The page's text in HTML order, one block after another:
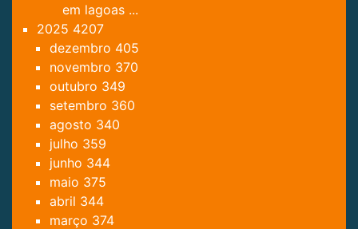
em lagoas ...
2025 4207
dezembro 405
novembro 370
outubro 349
setembro 360
agosto 340
julho 359
junho 344
maio 375
abril 344
março 374